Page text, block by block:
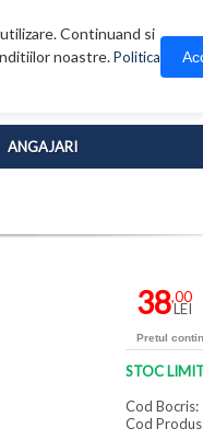
Continuand si
noastre.Politica
ANGAJARI
38,00
LEI
Pretul
STOC
Cod
Cod